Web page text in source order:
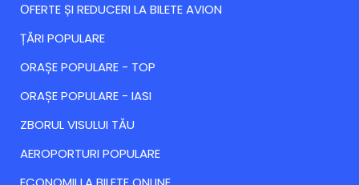
ОFERTE ȘI REDUCERI LA BILETE AVION
ȚĂRI POPULARE
ORAȘE POPULARE - TOP
ORAȘE POPULARE - IASI
ZBORUL VISULUI TĂU
AEROPORTURI POPULARE